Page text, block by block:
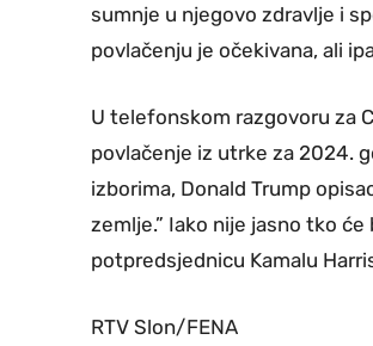
sumnje u njegovo zdravlje i
povlačenju je očekivana, ali
U telefonskom razgovoru za
povlačenje iz utrke za 2024.
izborima, Donald Trump
zemlje.” Iako nije jasno tko
potpredsjednicu Kamalu
RTV Slon/FENA